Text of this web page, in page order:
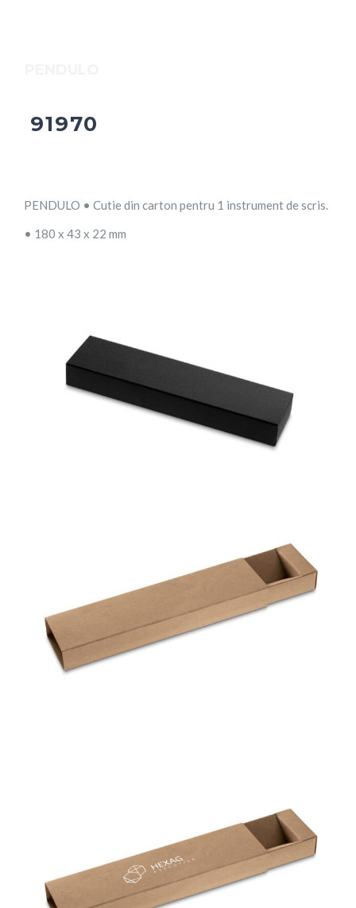
91970
PENDULO • Cutie din carton pentru 1 instrument de scris.
• 180 x 43 x 22 mm